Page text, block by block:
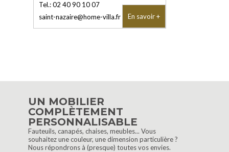
Tel.:02 40 90 10 07
saint-nazaire@home-villa.fr
En savoir +
UN MOBILIER
COMPLÈTEMENT
PERSONNALISABLE
Fauteuils, canapés, chaises, meubles... Vous
souhaitez une couleur, une dimension particulière ?
Nous répondrons à (presque) toutes vos envies.